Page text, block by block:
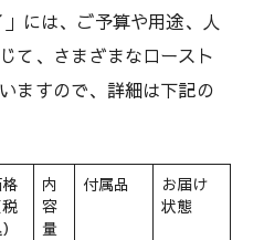
には、ご予算や用途、人
て、さまざまなロースト
ますので、詳細は下記の
税
内
容
量
付属品
お届け
状態